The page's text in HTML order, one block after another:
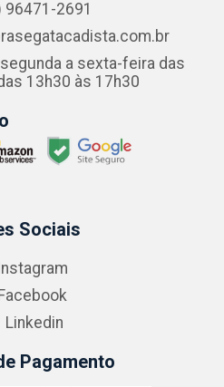
96471-2691
a sexta-feira das
13h30 às 17h30
Sociais
Instagram
Facebook
Linkedin
Pagamento